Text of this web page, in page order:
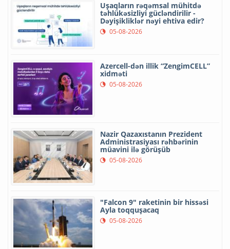
Uşaqların rəqəmsal mühitdə
təhlükəsizliyi gücləndirilir -
Dəyişikliklər nəyi ehtiva edir?
05-08-2026
Azercell-dən illik “ZengimCELL”
xidməti
05-08-2026
Nazir Qazaxıstanın Prezident
Administrasiyası rəhbərinin
müavini ilə görüşüb
05-08-2026
"Falcon 9" raketinin bir hissəsi
Ayla toqquşacaq
05-08-2026